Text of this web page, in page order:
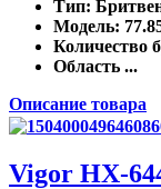
Тип:
Модель:
Количество
Область ...
Описание товара
Vigor HX-